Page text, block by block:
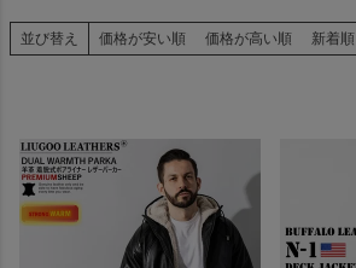
並び替え 価格が安い順 価格が高い順 新着順